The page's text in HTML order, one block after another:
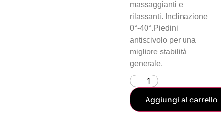
massaggianti e
rilassanti. Inclinazione
0°-40°.Piedini
antiscivolo per una
migliore stabilità
generale.
Aggiungi al carrello